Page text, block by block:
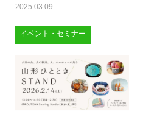
2025.03.09
イベント・セミナー